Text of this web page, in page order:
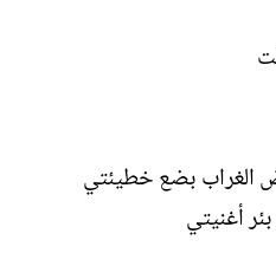
الغراب بضع خطيئتي
أغنيتي